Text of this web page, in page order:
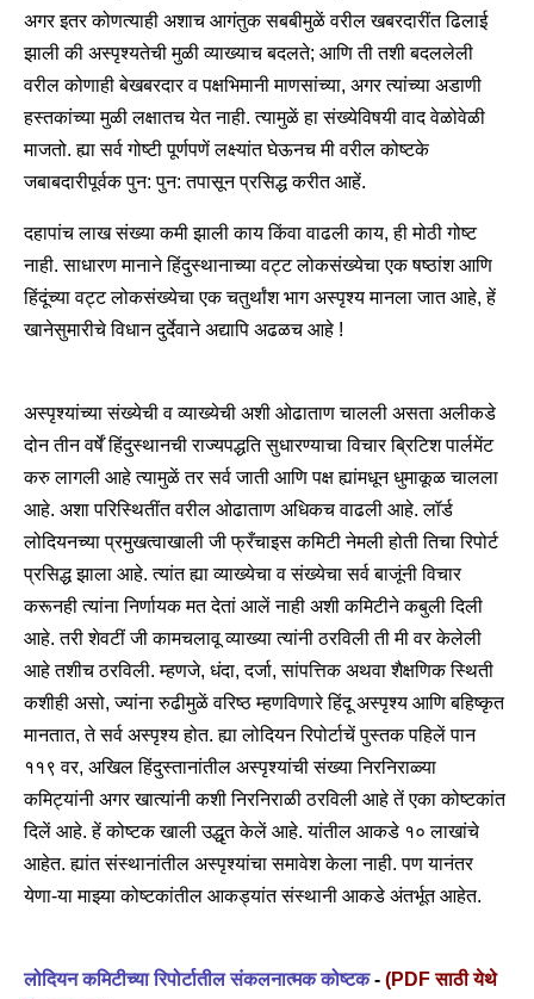
अगर इतर कोणत्याही अशाच आगंतुक सबबीमुळें वरील खबरदारींत ढिलाई
झाली की अस्पृश्यतेची मुळी व्याख्याच बदलते; आणि ती तशी बदललेली
वरील कोणाही बेखबरदार व पक्षभिमानी माणसांच्या, अगर त्यांच्या अडाणी
हस्तकांच्या मुळी लक्षातच येत नाही. त्यामुळें हा संख्येविषयी वाद वेळोवेळी
माजतो. ह्या सर्व गोष्टी पूर्णपणें लक्ष्यांत घेऊनच मी वरील कोष्टके
जबाबदारीपूर्वक पुन: पुन: तपासून प्रसिद्ध करीत आहें.
दहापांच लाख संख्या कमी झाली काय किंवा वाढली काय, ही मोठी गोष्ट
नाही. साधारण मानाने हिंदुस्थानाच्या वट्ट लोकसंख्येचा एक षष्ठांश आणि
हिंदूंच्या वट्ट लोकसंख्येचा एक चतुर्थांश भाग अस्पृश्य मानला जात आहे, हें
खानेसुमारीचे विधान दुर्देवाने अद्यापि अढळच आहे !
अस्पृश्यांच्या संख्येची व व्याख्येची अशी ओढाताण चालली असता अलीकडे
दोन तीन वर्षें हिंदुस्थानची राज्यपद्धति सुधारण्याचा विचार ब्रिटिश पार्लमेंट
करु लागली आहे त्यामुळें तर सर्व जाती आणि पक्ष ह्यांमधून धुमाकूळ चालला
आहे. अशा परिस्थितींत वरील ओढाताण अधिकच वाढली आहे. लॉर्ड
लोदियनच्या प्रमुखत्वाखाली जी फ्रँचाइस कमिटी नेमली होती तिचा रिपोर्ट
प्रसिद्ध झाला आहे. त्यांत ह्या व्याख्येचा व संख्येचा सर्व बाजूंनी विचार
करूनही त्यांना निर्णायक मत देतां आलें नाही अशी कमिटीने कबुली दिली
आहे. तरी शेवटीं जी कामचलावू व्याख्या त्यांनी ठरविली ती मी वर केलेली
आहे तशीच ठरविली. म्हणजे, धंदा, दर्जा, सांपत्तिक अथवा शैक्षणिक स्थिती
कशीही असो, ज्यांना रुढीमुळें वरिष्ठ म्हणविणारे हिंदू अस्पृश्य आणि बहिष्कृत
मानतात, ते सर्व अस्पृश्य होत. ह्या लोदियन रिपोर्टाचें पुस्तक पहिलें पान
११९ वर, अखिल हिंदुस्तानांतील अस्पृश्यांची संख्या निरनिराळ्या
कमिट्यांनी अगर खात्यांनी कशी निरनिराळी ठरविली आहे तें एका कोष्टकांत
दिलें आहे. हें कोष्टक खाली उद्धृत केलें आहे. यांतील आकडे १० लाखांचे
आहेत. ह्यांत संस्थानांतील अस्पृश्यांचा समावेश केला नाही. पण यानंतर
येणा-या माझ्या कोष्टकांतील आकड्यांत संस्थानी आकडे अंतर्भूत आहेत.
लोदियन कमिटीच्या रिपोर्टातील संकलनात्मक कोष्टक- (PDF साठी येथे